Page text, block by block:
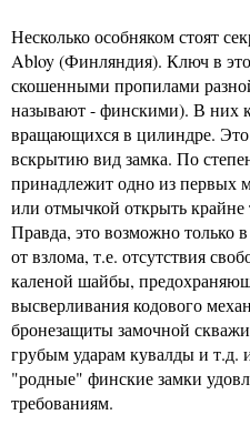
Несколько особняком стоят
Abloy (Финляндия). Ключ в
скошенными пропилами
называют - финскими). В них
вращающихся в цилиндре.
вскрытию вид замка. По
принадлежит одно из первых
или отмычкой открыть
Правда, это возможно только
от взлома, т.е. отсутствия
каленой шайбы,
высверливания кодового
бронезащиты замочной
грубым ударам кувалды и т.д.
"родные" финские замки
требованиям.